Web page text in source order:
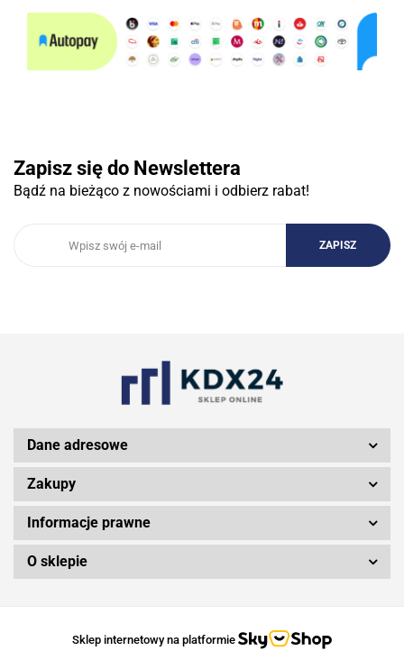
3Doodler
3MK
Zapisz się do Newslettera
Bądź na bieżąco z nowościami i odbierz rabat!
Dane adresowe
Zakupy
Informacje prawne
O sklepie
Sklep internetowy na platformie